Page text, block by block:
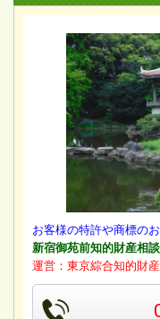
お客様の特許や商標の
新宿御苑前知的財産相
運営：東京綜合知的財